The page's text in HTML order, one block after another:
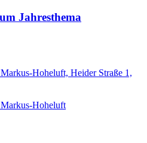
Jahresthema
Hoheluft, Heider Straße 1,
Hoheluft